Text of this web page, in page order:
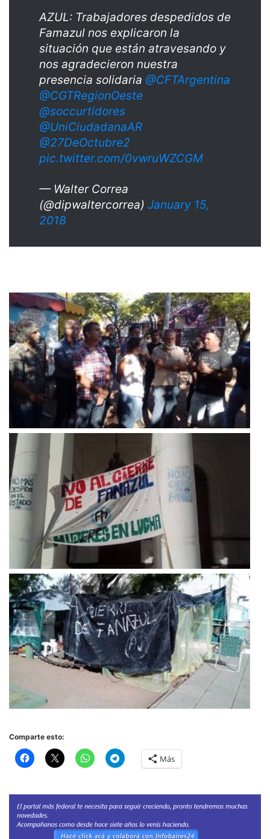
AZUL: Trabajadores despedidos de
Famazul nos explicaron la
situación que están atravesando y
nos agradecieron nuestra
presencia solidaria @CFTArgentina
@CGTRegionOeste
@soccurtidores
@UniCiudadanaAR
@27DeOctubre2
pic.twitter.com/0vwruWZCGM
— Walter Correa
(@dipwaltercorrea) January 15,
2018
Comparte esto:
Más